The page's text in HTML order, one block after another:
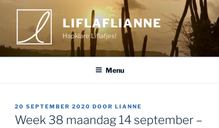
inhoud
LIFLAFLIANNE
Hapklare Liflafjes!
Menu
GEPLAATST
OP
20 SEPTEMBER 2020 DOOR LIANNE
Week 38 maandag 14 september –